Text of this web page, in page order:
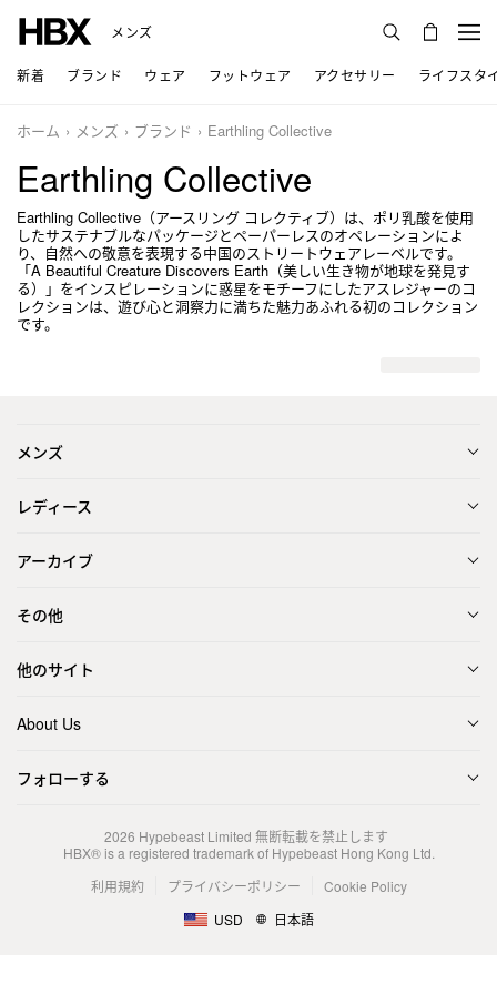
メンズ
新着 ブランド ウェア フットウェア アクセサリー ライフスタ
ホーム メンズ ブランド Earthling Collective
Earthling Collective
Earthling Collective（アースリング コレクティブ）は、ポリ乳酸を使用
したサステナブルなパッケージとペーパーレスのオペレーションによ
り、自然への敬意を表現する中国のストリートウェアレーベルです。
「A Beautiful Creature Discovers Earth（美しい生き物が地球を発見す
る）」をインスピレーションに惑星をモチーフにしたアスレジャーのコ
レクションは、遊び心と洞察力に満ちた魅力あふれる初のコレクション
です。
メンズ
レディース
アーカイブ
その他
他のサイト
About Us
フォローする
2026 Hypebeast Limited 無断転載を禁止します
HBX® is a registered trademark of Hypebeast Hong Kong Ltd.
利用規約
プライバシーポリシー
Cookie Policy
USD
日本語